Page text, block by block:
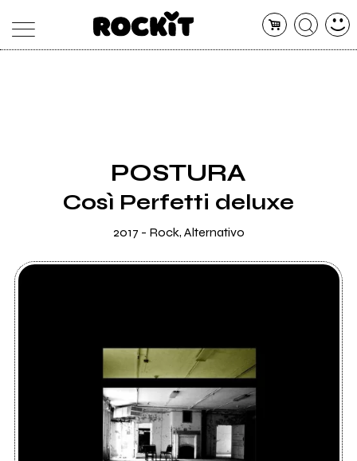
RADIO
POSTURA
Così Perfetti deluxe
2017 - Rock, Alternativo